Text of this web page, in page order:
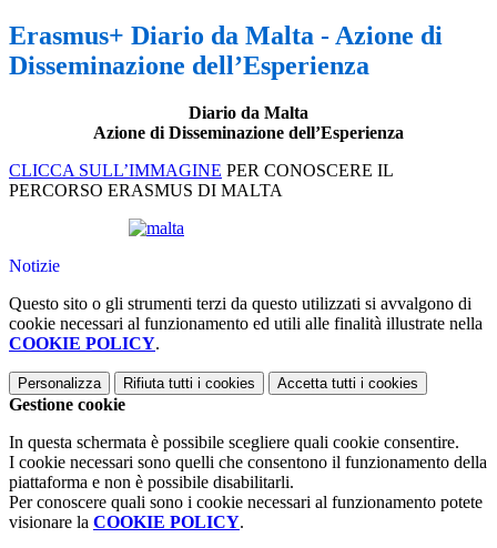
Erasmus+ Diario da Malta - Azione di
Disseminazione dell’Esperienza
Diario da Malta
Azione di Disseminazione dell’Esperienza
CLICCA SULL’IMMAGINE PER CONOSCERE IL
PERCORSO ERASMUS DI MALTA
Notizie
Questo sito o gli strumenti terzi da questo utilizzati si avvalgono di
cookie necessari al funzionamento ed utili alle finalità illustrate nella
COOKIE POLICY.
Personalizza Rifiuta tutti i cookies Accetta tutti i cookies
Gestione cookie
In questa schermata è possibile scegliere quali cookie consentire.
I cookie necessari sono quelli che consentono il funzionamento della
piattaforma e non è possibile disabilitarli.
Per conoscere quali sono i cookie necessari al funzionamento potete
visionare la COOKIE POLICY.